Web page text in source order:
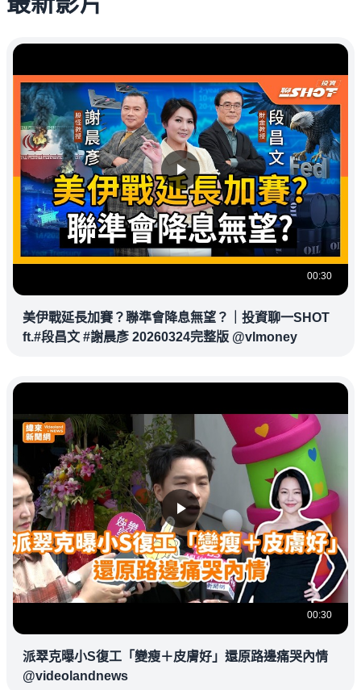
00:30
美伊戰延長加賽？聯準會降息無望？｜投資聊一SHOT
ft.#段昌文 #謝晨彥 20260324完整版 @vlmoney
00:30
派翠克曝小S復工「變瘦＋皮膚好」還原路邊痛哭內情
@videolandnews